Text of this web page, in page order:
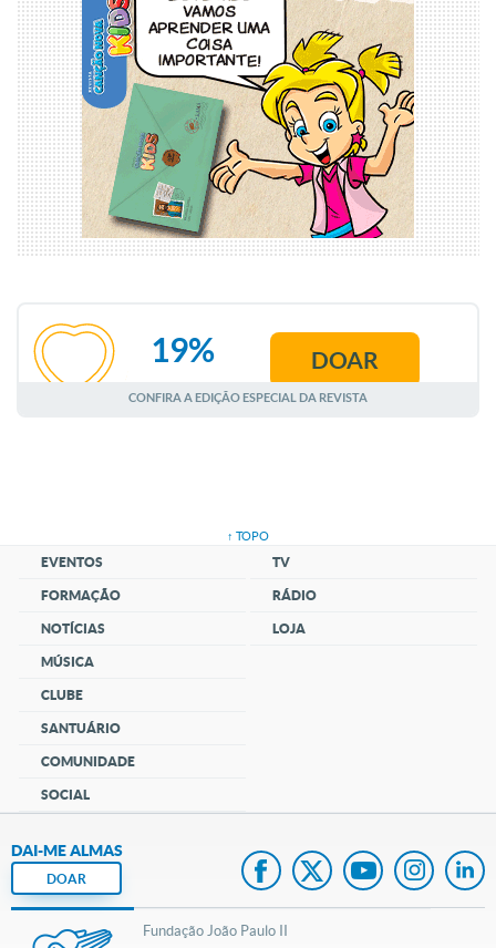
AGOSTO
19% DOAR
CONFIRA A EDIÇÃO ESPECIAL DA REVISTA
↑ TOPO
EVENTOS
FORMAÇÃO
NOTÍCIAS
MÚSICA
CLUBE
SANTUÁRIO
COMUNIDADE
SOCIAL
TV
RÁDIO
LOJA
DAI-ME ALMAS
DOAR
Fundação João Paulo II